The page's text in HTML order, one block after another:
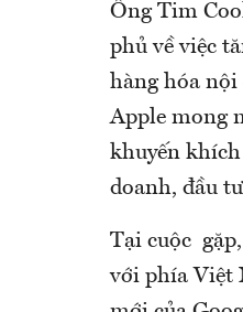
Ông Tim
phủ về việc
hàng hóa nội
Apple mong
khuyến
doanh, đầu
Tại cuộc
với phía Việt